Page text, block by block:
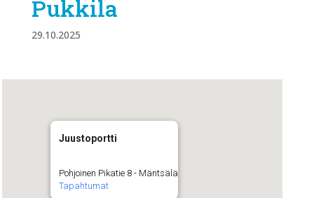
Pukkila
29.10.2025
Juustoportti
Pohjoinen Pikatie 8 - Mäntsälä
Tapahtumat